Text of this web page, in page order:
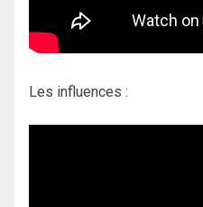
Les influences :